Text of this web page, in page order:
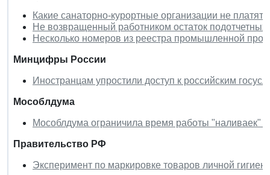
Какие санаторно-курортные организации не платят
Не возвращенный работником остаток
Несколько номеров из реестра промышленной
Минцифры России
Иностранцам упростили доступ к российским
Мособлдума
Мособлдума ограничила время работы "наливаек"
Правительство РФ
Эксперимент по маркировке товаров личной